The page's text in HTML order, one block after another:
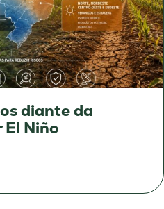
diante da
El Niño